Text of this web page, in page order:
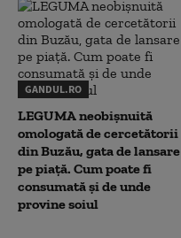
GANDUL.RO
LEGUMA neobișnuită
omologată de cercetătorii
din Buzău, gata de lansare
pe piață. Cum poate fi
consumată și de unde
provine soiul